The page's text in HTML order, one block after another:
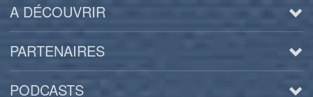
A DÉCOUVRIR
PARTENAIRES
PODCASTS